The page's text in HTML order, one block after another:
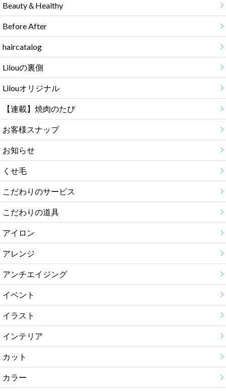
Beauty＆Healthy
Before After
haircatalog
Lilouの裏側
Lilouオリジナル
【連載】焼肉のたび
お客様スナップ
お知らせ
くせ毛
こだわりのサービス
こだわりの道具
アイロン
アレンジ
アンチエイジング
イベント
イラスト
インテリア
カット
カラー